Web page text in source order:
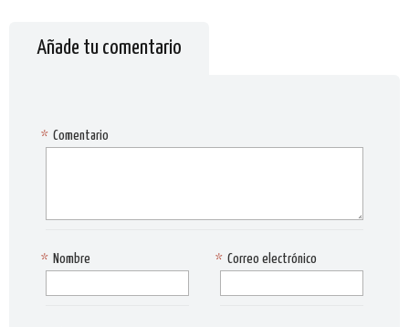
Añade tu comentario
Comentario
*
Nombre
* Correo electrónico
*